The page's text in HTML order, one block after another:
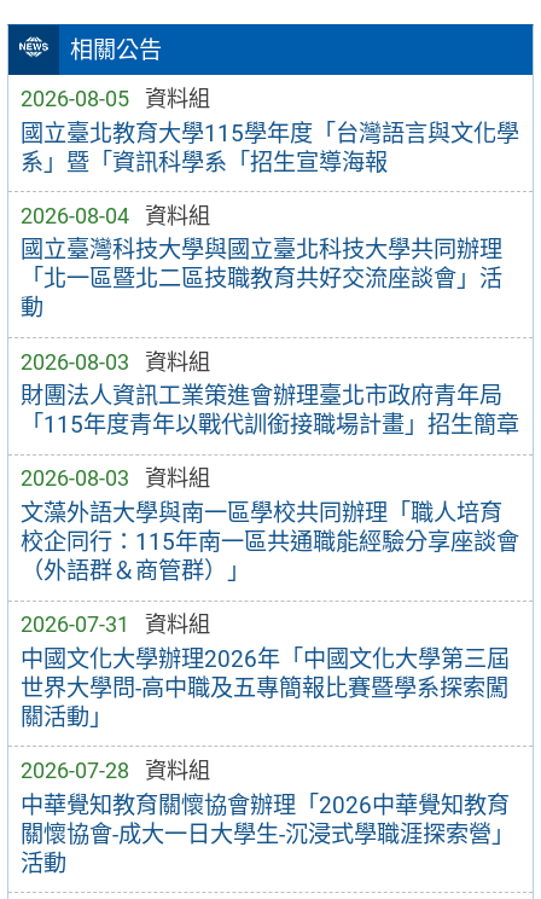
相關公告
2026-08-05 資料組
國立臺北教育大學115學年度「台灣語言與文化學
系」暨「資訊科學系「招生宣導海報
2026-08-04 資料組
國立臺灣科技大學與國立臺北科技大學共同辦理
「北一區暨北二區技職教育共好交流座談會」活
動
2026-08-03 資料組
財團法人資訊工業策進會辦理臺北市政府青年局
「115年度青年以戰代訓銜接職場計畫」招生簡章
2026-08-03 資料組
文藻外語大學與南一區學校共同辦理「職人培育
校企同行：115年南一區共通職能經驗分享座談會
（外語群＆商管群）」
2026-07-31 資料組
中國文化大學辦理2026年「中國文化大學第三屆
世界大學問-高中職及五專簡報比賽暨學系探索闖
關活動」
2026-07-28 資料組
中華覺知教育關懷協會辦理「2026中華覺知教育
關懷協會-成大一日大學生-沉浸式學職涯探索營」
活動